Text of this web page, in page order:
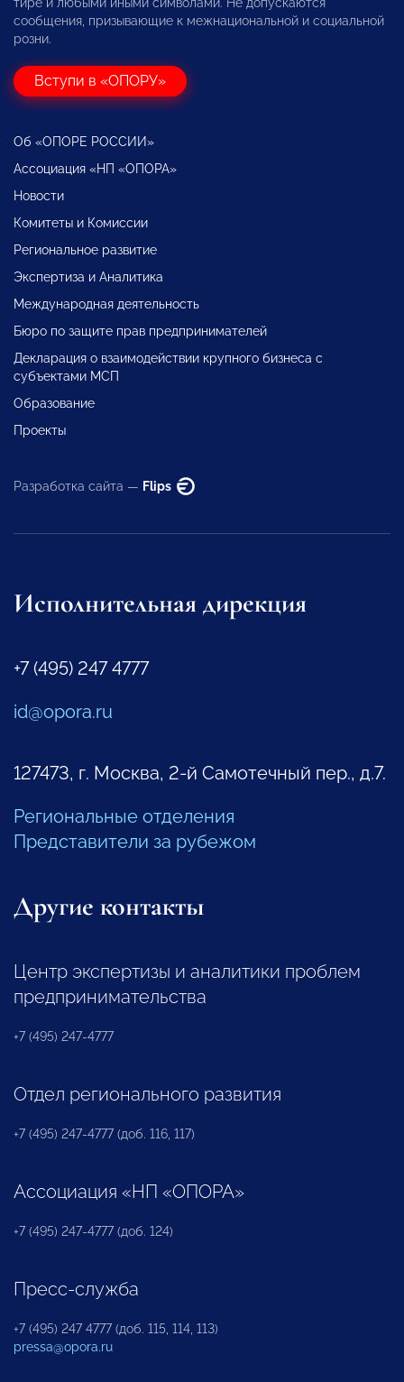
сообщения, призывающие к межнациональной и социальной
розни.
Вступи в «ОПОРУ»
Об «ОПОРЕ РОССИИ»
Ассоциация «НП «ОПОРА»
Новости
Комитеты и Комиссии
Региональное развитие
Экспертиза и Аналитика
Международная деятельность
Бюро по защите прав предпринимателей
Декларация о взаимодействии крупного бизнеса с
субъектами МСП
Образование
Проекты
Разработка сайта — Flips
Исполнительная дирекция
+7 (495) 247 4777
id@opora.ru
127473, г. Москва, 2-й Самотечный пер., д.7.
Региональные отделения
Представители за рубежом
Другие контакты
Центр экспертизы и аналитики проблем
предпринимательства
+7 (495) 247-4777
Отдел регионального развития
+7 (495) 247-4777 (доб. 116, 117)
Ассоциация «НП «ОПОРА»
+7 (495) 247-4777 (доб. 124)
Пресс-служба
+7 (495) 247 4777 (доб. 115, 114, 113)
pressa@opora.ru